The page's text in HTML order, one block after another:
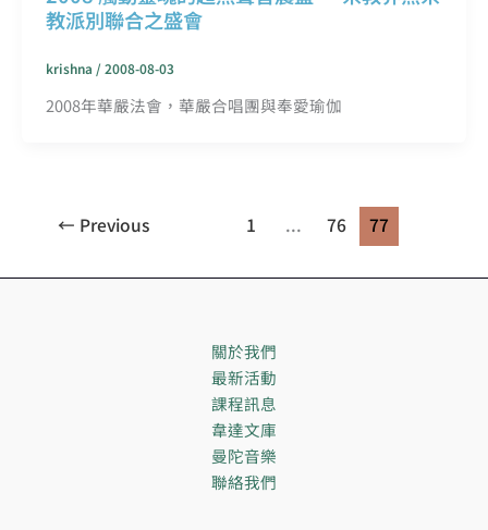
教派別聯合之盛會
krishna /2008-08-03
2008年華嚴法會，華嚴合唱團與奉愛瑜伽
← Previous 1 ... 76 77
關於我們
最新活動
課程訊息
韋達文庫
曼陀音樂
聯絡我們